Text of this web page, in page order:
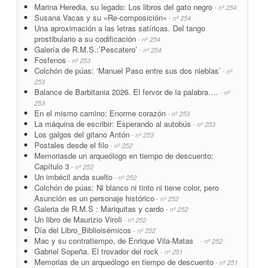
Marina Heredia, su legado: Los libros del gato negro - nº 254
Susana Vacas y su «Re-composición» - nº 254
Una aproximación a las letras satíricas. Del tango
prostibulario a su codificación - nº 254
Galería de R.M.S.:’Pescatero’ - nº 254
Fosfenos - nº 253
Colchón de púas: ‘Manuel Paso entre sus dos nieblas’ - nº
253
Balance de Barbitania 2026. El fervor de la palabra…. - nº
253
En el mismo camino: Enorme corazón - nº 253
La máquina de escribir: Esperando al autobús - nº 253
Los galgos del gitano Antón - nº 253
Postales desde el filo - nº 252
Memoriasde un arqueólogo en tiempo de descuento:
Capítulo 3 - nº 252
Un imbécil anda suelto - nº 252
Colchón de púas: Ni blanco ni tinto ni tiene color, pero
Asunción es un personaje histórico - nº 252
Galeria de R.M.S : Mariquitas y cardo - nº 252
Un libro de Maurizio Viroli - nº 252
Día del Libro_Biblioisémicos - nº 252
Mac y su contratiempo, de Enrique Vila-Matas - nº 252
Gabriel Sopeña. El trovador del rock - nº 251
Memorias de un arqueólogo en tiempo de descuento - nº 251